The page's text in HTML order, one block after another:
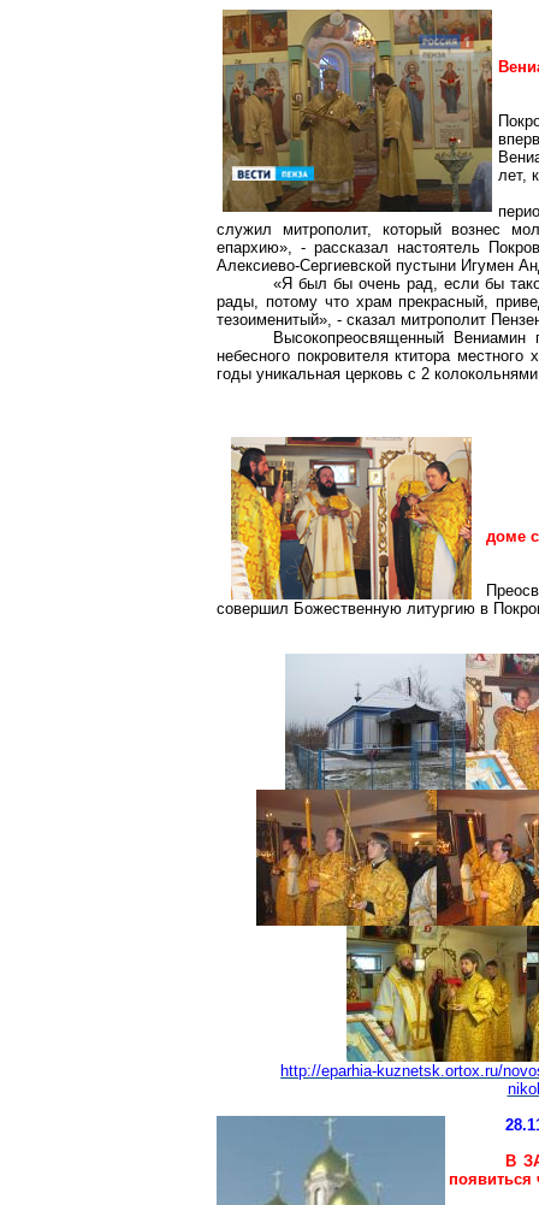
лет,
служил митрополит, который вознес
епархию», - рассказал настоятель
Алексиево-Сергиевской пустыни Игумен
«Я был бы очень рад, если бы
рады, потому что храм прекрасный,
тезоименитый», - сказал митрополит
Высокопреосвященный
небесного покровителя ктитора
годы уникальная церковь с 2
доме
совершил Божественную литургию в
http://eparhia-kuznetsk.ortox.ru/
В
появиться